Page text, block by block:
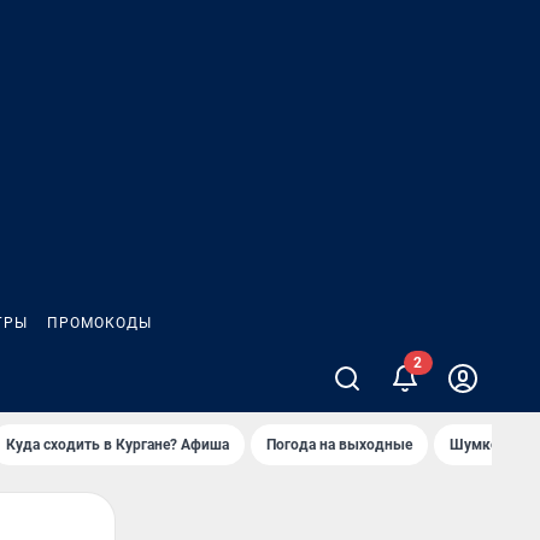
ПРОМОКОДЫ
Куда сходить в Кургане? Афиша Погода на выходные Шумков в